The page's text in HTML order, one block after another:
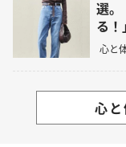
選。
る！」
心と
心